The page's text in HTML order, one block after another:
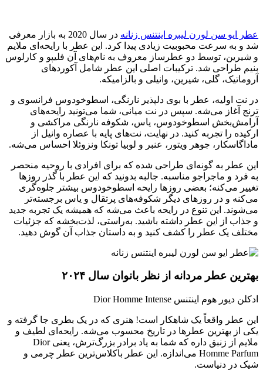
عطر ایو سن لورن لیبره اینتنس زنانه
در سال 2020 به بازار معرفی
شد و به سرعت محبوبیت زیادی پیدا کرد. این عطر با رایحه‌ای ملایم
و شیرین، توسط دو عطرساز معروف به نام‌های آن فلیپو و کارلوس
بنیم طراحی شد. ترکیبات اصلی این عطر شامل آکوردهای
آروماتیک، گلی، شیرین، وانیلی و بالزامیکه.
در نت اولیه، عطر با بوی دلپذیر نارنگی، اسطوخودوس فرانسوی و
ترنج آغاز می‌شه. سپس در نت میانی، شما می‌تونید رایحه‌های
آرامش‌بخش اسطوخودوس، یاس، شکوفه نارنگی مراکشی و
ارکیده را تجربه کنید. در نهایت، نت‌های پایه با عصاره وانیل از
ماداگاسکار، جوهر ویتور، عنبر و لوبیا تونکا ونزوئلا احساس می‌شه.
این عطر به گونه‌ای طراحی شده که برای افرادی با روحیه منحصر
به فرد و ماجراجو مناسبه. جالبه بدونید که این عطر با گذر روزها
تغییر می‌کنه؛ بعضی روزها رایحه اسطوخودوس بیشتر جلوه‌گری
می‌کنه و در روزهای دیگر شکوفه‌های پرتقال و یاس برجسته‌تر
می‌شوند. این تنوع در رایحه باعث می‌شه که همیشه یک تجربه جدید
و جذاب از این عطر داشته باشید. به‌راستی، لذت‌بخشه که جزئیات
مختلف یک عطر را کشف کنید و به داستان جذاب آن گوش دهید.
بهترین عطر مردانه از نظر بانوان سال ۲۰۲۴
ادکلن دیور هوم اینتنس Dior Homme Intense
این عطر واقعاً یک شاهکار است! هنری که در یک بطری جا گرفته و
یکی از بهترین عطرها در تاریخ محسوب می‌شه. رایحه‌ای لطیف و
ملایم از زنبق داره که شما به یاد برادر بزرگ‌ترش، یعنی Dior
Homme Parfum می‌اندازه. این عطر باکلاس‌ترین عطر چرمی و
شیک در دنیاست.